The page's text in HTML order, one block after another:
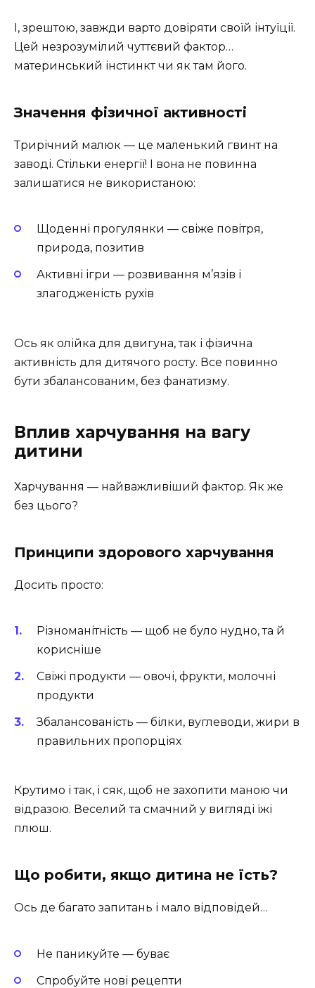
І, зрештою, завжди варто довіряти своїй інтуїції.
Цей незрозумілий чуттєвий фактор…
материнський інстинкт чи як там його.
Значення фізичної активності
Трирічний малюк — це маленький гвинт на
заводі. Стільки енергії! І вона не повинна
залишатися не використаною:
Щоденні прогулянки — свіже повітря,
природа, позитив
Активні ігри — розвивання м’язів і
злагодженість рухів
Ось як олійка для двигуна, так і фізична
активність для дитячого росту. Все повинно
бути збалансованим, без фанатизму.
Вплив харчування на вагу
дитини
Харчування — найважливіший фактор. Як же
без цього?
Принципи здорового харчування
Досить просто:
Різноманітність — щоб не було нудно, та й
корисніше
Свіжі продукти — овочі, фрукти, молочні
продукти
Збалансованість — білки, вуглеводи, жири в
правильних пропорціях
Крутимо і так, і сяк, щоб не захопити маною чи
відразою. Веселий та смачний у вигляді їжі
плюш.
Що робити, якщо дитина не їсть?
Ось де багато запитань і мало відповідей…
Не паникуйте — буває
Спробуйте нові рецепти